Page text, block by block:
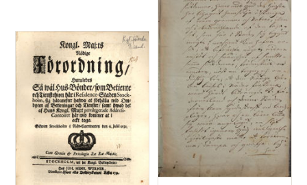
som på Adolph
Friedrichs torg
kommer at upföras